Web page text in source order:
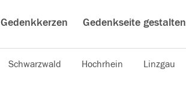
Gedenkkerzen Gedenkseite gestalten
Schwarzwald Hochrhein Linzgau